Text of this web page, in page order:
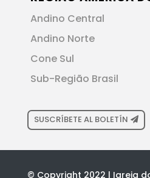
Andino Central
Andino Norte
Cone Sul
Sub-Região Brasil
SUSCRÍBETE AL BOLETÍN
© Copyright 2022 | Igreja